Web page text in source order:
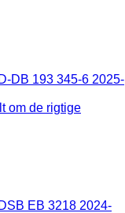
DB 193 345-6 2025-
om de rigtige
EB 3218 2024-